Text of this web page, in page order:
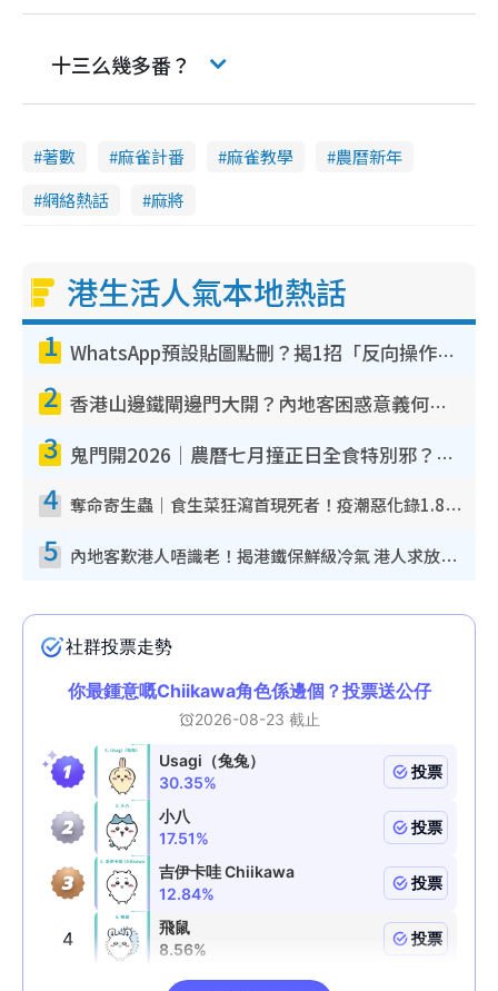
十三么幾多番？
著數 麻雀計番 麻雀教學
農曆新年
網絡熱話
麻將
港生活人氣本地熱話
1 WhatsApp預設貼圖點刪？揭1招「反向操作」還原簡潔介面 附3步實測教學
2 香港山邊鐵閘邊門大開？內地客困惑意義何在！網民神回覆：呢種叫法理性防禦
3 鬼門開2026｜農曆七月撞正日全食特別邪？專家警告切忌做一事！揭4大禁忌+2招保平安
4 奪命寄生蟲｜食生菜狂瀉首現死者！疫潮惡化錄1.8萬宗病例 揭洗菜3大謬誤
5 內地客歎港人唔識老！揭港鐵保鮮級冷氣 港人求放過：咪投訴